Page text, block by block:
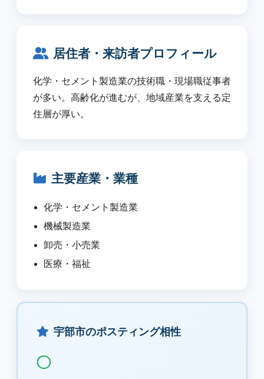
居住者・来訪者プロフィール
化学・セメント製造業の技術職・現場職従事者
が多い。高齢化が進むが、地域産業を支える定
住層が厚い。
主要産業・業種
化学・セメント製造業
機械製造業
卸売・小売業
医療・福祉
宇部市のポスティング相性
◯